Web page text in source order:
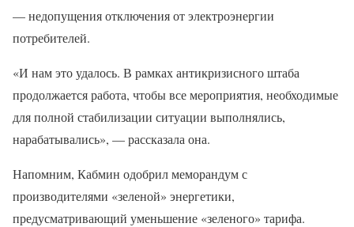
— недопущения отключения от электроэнергии
потребителей.
«И нам это удалось. В рамках антикризисного штаба
продолжается работа, чтобы все мероприятия, необходимые
для полной стабилизации ситуации выполнялись,
нарабатывались», — рассказала она.
Напомним, Кабмин одобрил меморандум с
производителями «зеленой» энергетики,
предусматривающий уменьшение «зеленого» тарифа.